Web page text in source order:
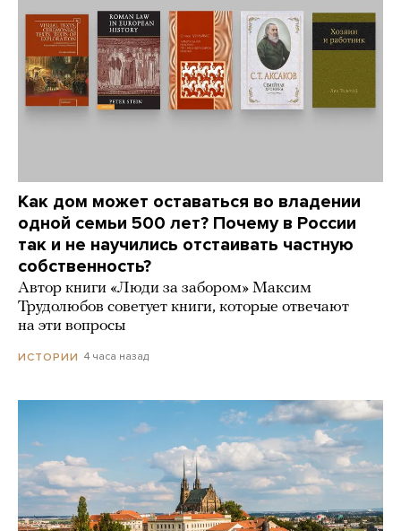
Как дом может оставаться во владении
одной семьи 500 лет? Почему в России
так и не научились отстаивать частную
собственность?
Автор книги «Люди за забором» Максим
Трудолюбов советует книги, которые отвечают
на эти вопросы
ИСТОРИИ 4 часа назад